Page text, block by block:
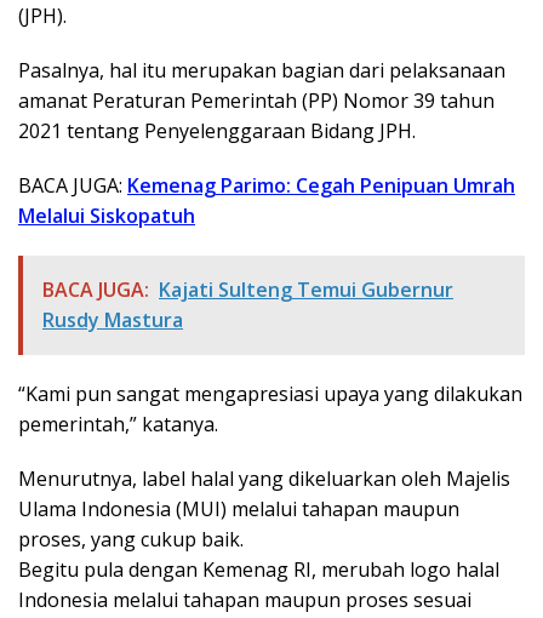
(JPH).
Pasalnya, hal itu merupakan bagian dari pelaksanaan
amanat Peraturan Pemerintah (PP) Nomor 39 tahun
2021 tentang Penyelenggaraan Bidang JPH.
BACA JUGA: Kemenag Parimo: Cegah Penipuan Umrah
Melalui Siskopatuh
BACA JUGA: Kajati Sulteng Temui Gubernur
Rusdy Mastura
“Kami pun sangat mengapresiasi upaya yang dilakukan
pemerintah,” katanya.
Menurutnya, label halal yang dikeluarkan oleh Majelis
Ulama Indonesia (MUI) melalui tahapan maupun
proses, yang cukup baik.
Begitu pula dengan Kemenag RI, merubah logo halal
Indonesia melalui tahapan maupun proses sesuai